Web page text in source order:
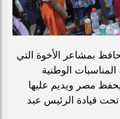
بمشاعر الأخوة التي
الوطنية
يحفظ مصر ويديم عليها
تحت قيادة الرئيس عبد